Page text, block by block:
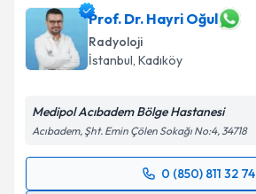
Prof. Dr. Hayri Oğul
Radyoloji
İstanbul, Kadıköy
Medipol Acıbadem Bölge Hastanesi
Acıbadem, Şht. Emin Çölen Sokağı No:4, 34718
0 (850) 811 32 74
Randevu Takvimi Talebi